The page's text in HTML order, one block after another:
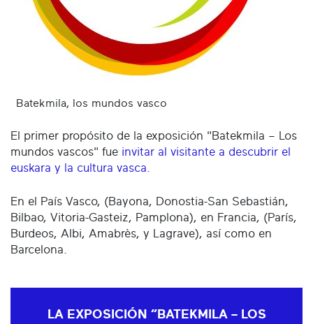
Batekmila, los mundos vasco
El primer propósito de la exposición "Batekmila – Los
mundos vascos" fue invitar al visitante a descubrir el
euskara y la cultura vasca.
En el País Vasco, (Bayona, Donostia-San Sebastián,
Bilbao, Vitoria-Gasteiz, Pamplona), en Francia, (París,
Burdeos, Albi, Amabrès, y Lagrave), así como en
Barcelona.
LA EXPOSICIÓN “BATEKMILA – LOS